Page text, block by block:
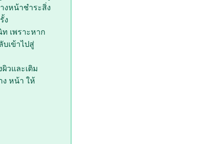
งหน้าชำระสิ่ง
ง
เพราะหาก
เข้าไปสู่
วและเติม
ง หน้า ให้